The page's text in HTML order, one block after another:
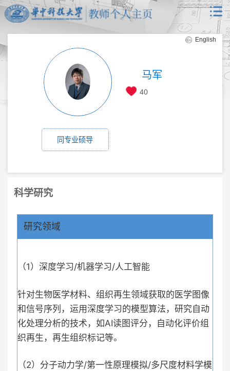
English
马军
40
同专业硕导
科学研究
研究领域
（1）深度学习/机器学习/人工智能
针对生物医学材料、组织再生领域获取的医学图像
和信号序列，运用深度学习的模型算法，研究自动
化处理分析的技术，如AI读图评分，自动化评价组
织再生，再生组织标记等。
（2）分子动力学/第一性原理模拟/多尺度材料学模